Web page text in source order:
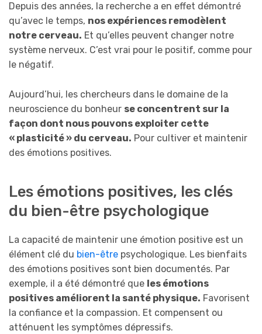
Depuis des années, la recherche a en effet démontré
qu’avec le temps, nos expériences remodèlent
notre cerveau. Et qu’elles peuvent changer notre
système nerveux. C’est vrai pour le positif, comme pour
le négatif.
Aujourd’hui, les chercheurs dans le domaine de la
neuroscience du bonheur se concentrent sur la
façon dont nous pouvons exploiter cette
« plasticité » du cerveau. Pour cultiver et maintenir
des émotions positives.
Les émotions positives, les clés
du bien-être psychologique
La capacité de maintenir une émotion positive est un
élément clé du bien-être psychologique. Les bienfaits
des émotions positives sont bien documentés. Par
exemple, il a été démontré que les émotions
positives améliorent la santé physique. Favorisent
la confiance et la compassion. Et compensent ou
atténuent les symptômes dépressifs.